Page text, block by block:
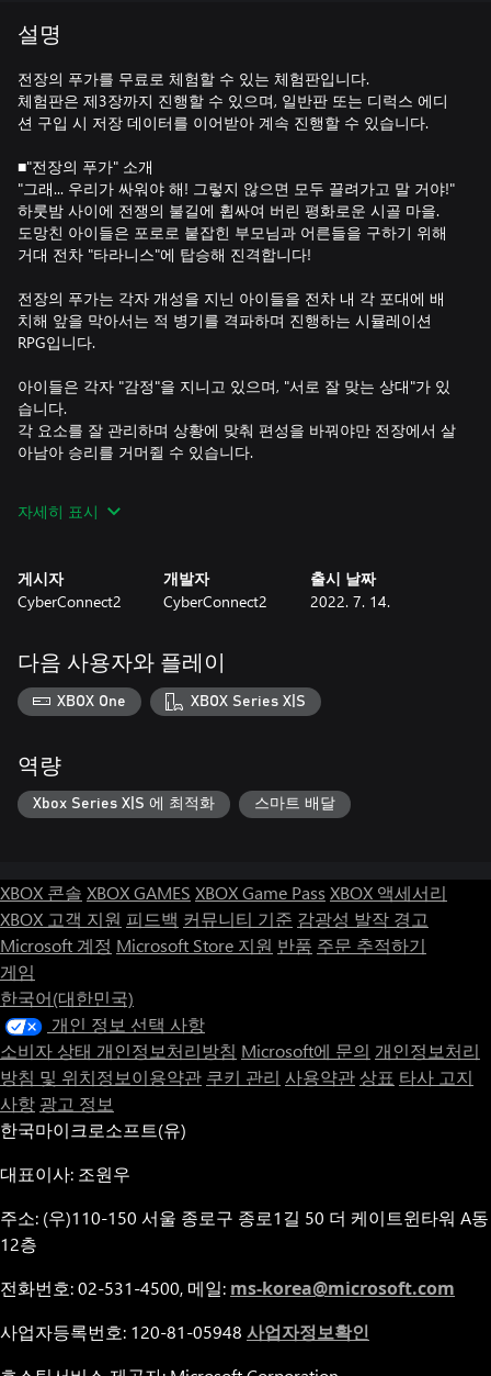
설명
전장의 푸가를 무료로 체험할 수 있는 체험판입니다.
체험판은 제3장까지 진행할 수 있으며, 일반판 또는 디럭스 에디
션 구입 시 저장 데이터를 이어받아 계속 진행할 수 있습니다.
■"전장의 푸가" 소개
"그래... 우리가 싸워야 해! 그렇지 않으면 모두 끌려가고 말 거야!"
하룻밤 사이에 전쟁의 불길에 휩싸여 버린 평화로운 시골 마을.
도망친 아이들은 포로로 붙잡힌 부모님과 어른들을 구하기 위해
거대 전차 "타라니스"에 탑승해 진격합니다!
전장의 푸가는 각자 개성을 지닌 아이들을 전차 내 각 포대에 배
치해 앞을 막아서는 적 병기를 격파하며 진행하는 시뮬레이션
RPG입니다.
아이들은 각자 "감정"을 지니고 있으며, "서로 잘 맞는 상대"가 있
습니다.
각 요소를 잘 관리하며 상황에 맞춰 편성을 바꿔야만 전장에서 살
아남아 승리를 거머쥘 수 있습니다.
아이들이 탑승한 거대 전차 타라니스는 감춰진 수수께끼가 많으
어납니다.
승리를 위해 무언가를 희생하시겠습니까? 아니면 다른 방법을 찾
으시겠습니까?
여러분은 한정된 조건 내에서 반드시 어떤 "선택"을 해야 합니다.
목적을 이루기 위해 언제나 편하고 안전한 방법만 계속 선택하는
여러분이라면 이런 상황이 닥칠 때 무엇을 우선하시겠습니까?
자세히 표시
게시자
CyberConnect2
개발자
CyberConnect2
출시 날짜
2022. 7. 14.
다음 사용자와 플레이
XBOX One XBOX Series X|S
역량
Xbox Series X|S 에 최적화 스마트 배달
XBOX 콘솔 XBOX GAMES XBOX Game Pass XBOX 액세서리
XBOX 고객 지원 피드백 커뮤니티 기준 감광성 발작 경고
Microsoft 계정 Microsoft Store 지원 반품 주문 추적하기
게임
한국어(대한민국)
개인 정보 선택 사항
소비자 상태 개인정보처리방침 Microsoft에 문의 개인정보처리
방침 및 위치정보이용약관 쿠키 관리 사용약관 상표 타사 고지
사항 광고 정보
한국마이크로소프트(유)
대표이사: 조원우
주소: (우)110-150 서울 종로구 종로1길 50 더 케이트윈타워 A동
12층
전화번호: 02-531-4500, 메일: ms-korea@microsoft.com
사업자등록번호: 120-81-05948 사업자정보확인